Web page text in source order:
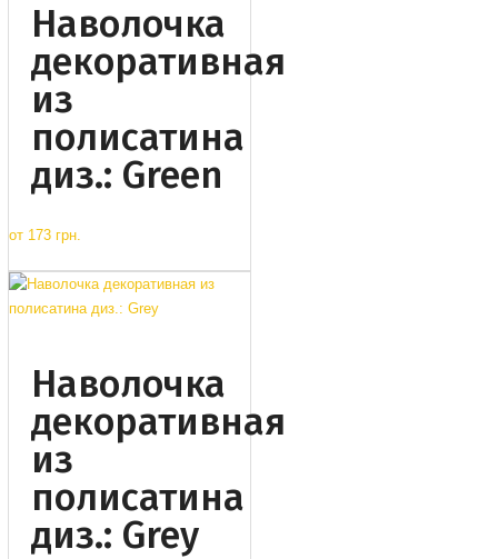
Наволочка
декоративная
из
полисатина
диз.: Green
от 173 грн.
Наволочка
декоративная
из
полисатина
диз.: Grey